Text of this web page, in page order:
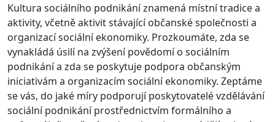
Kultura sociálního podnikání znamená místní tradice a
aktivity, včetně aktivit stávající občanské společnosti a
organizací sociální ekonomiky. Prozkoumáte, zda se
vynakládá úsilí na zvýšení povědomí o sociálním
podnikání a zda se poskytuje podpora občanským
iniciativám a organizacím sociální ekonomiky. Zeptáme
se vás, do jaké míry podporují poskytovatelé vzdělávání
sociální podnikání prostřednictvím formálního a